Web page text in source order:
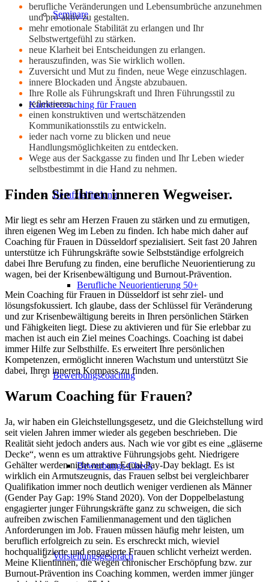
Seminare
Karrierecoaching für Frauen
Berufzielfindung
Berufliche Neuorientierung 50+
Bewerbungscoaching
Bewerbungs-Check
Vorstellungsgespräch
berufliche Veränderungen und Lebensumbrüche anzunehmen
und pro-aktiv zu gestalten.
mehr emotionale Stabilität zu erlangen und Ihr
Selbstwertgefühl zu stärken.
neue Klarheit bei Entscheidungen zu erlangen.
herauszufinden, was Sie wirklich wollen.
Zuversicht und Mut zu finden, neue Wege einzuschlagen.
innere Blockaden und Ängste abzubauen.
Ihre Rolle als Führungskraft und Ihren Führungsstil zu
reflektieren.
einen konstruktiven und wertschätzenden
Kommunikationsstils zu entwickeln.
ieder nach vorne zu blicken und neue
Handlungsmöglichkeiten zu entdecken.
Wege aus der Sackgasse zu finden und Ihr Leben wieder
selbstbestimmt in die Hand zu nehmen.
Finden Sie Ihren inneren Wegweiser.
Mir liegt es sehr am Herzen Frauen zu stärken und zu ermutigen,
ihren eigenen Weg im Leben zu finden. Ich habe mich daher auf
Coaching für Frauen in Düsseldorf spezialisiert. Seit fast 20 Jahren
unterstütze ich Führungskräfte sowie Selbstständige erfolgreich
dabei Ihre Berufung zu finden, eine berufliche Neuorientierung zu
wagen, bei der Krisenbewältigung und Burnout-Prävention.
Mein Coaching für Frauen in Düsseldorf ist sehr ziel- und
lösungsfokussiert. Ich glaube, dass der Schlüssel für Veränderung
und zur Krisenbewältigung bereits in Ihren persönlichen Stärken
und Fähigkeiten liegt. Diese zu aktivieren und für Sie erlebbar zu
machen ist auch ein Ziel meines Coachings. Coaching ist dabei
immer Hilfe zur Selbsthilfe. Es erweitert Ihre persönlichen
Kompetenzen, ermöglicht inneren Wachstum und unterstützt Sie
dabei, Ihren inneren Kompass zu finden.
Warum Coaching für Frauen?
Ja, wir haben ein Gleichstellungsgesetz, und die Gleichstellung wird
seit vielen Jahren immer wieder als gegeben beschrieben. Die
Realität sieht jedoch anders aus. Nach wie vor gibt es eine „gläserne
Decke“, wenn es um attraktive Führungsjobs geht. Niedrigere
Gehälter werden nicht nur am Equal-Pay-Day beklagt. Es ist
wirklich ein Armutszeugnis, das Frauen selbst bei vergleichbarer
Qualifikation immer noch deutlich weniger verdienen als Männer
(Gender Pay Gap: 19% Stand 2020). Von der Doppelbelastung
engagierter junger Führungskräfte ganz zu schweigen, die sich
aufreiben zwischen Familienmanagement und den täglichen
Anforderungen im Job. Frauen müssen häufig mehr leisten, um
beruflich erfolgreich zu sein. Es erschreckt mich, wieviel
hochqualifizierte und engagierte Frauen schlicht verheizt werden.
Meine Klientinnen, die wegen chronischer Erschöpfung bzw. zur
Burnout-Prävention ins Coaching kommen, werden immer jünger